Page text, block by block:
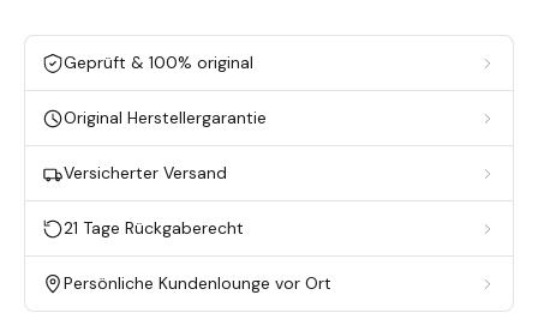
Geprüft & 100% original
Original Herstellergarantie
Versicherter Versand
21 Tage Rückgaberecht
Persönliche Kundenlounge vor Ort